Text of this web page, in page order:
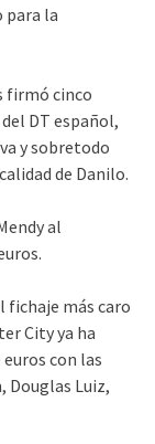
para la
firmó cinco
DT español,
y sobretodo
de Danilo.
al
fichaje más caro
City ya ha
con las
Douglas Luiz,